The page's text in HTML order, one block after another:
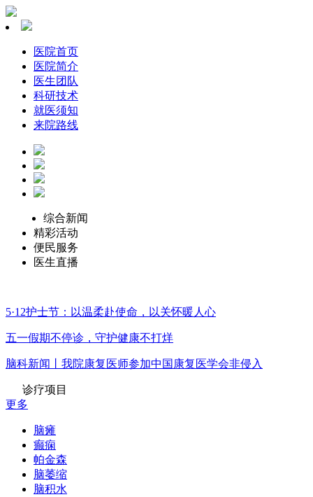
医院首页
医院简介
医生团队
科研技术
就医须知
来院路线
综合新闻
精彩活动
便民服务
医生直播
5·12护士节：以温柔赴使命，以关怀暖人心
五一假期不停诊，守护健康不打烊
脑科新闻丨我院康复医师参加中国康复医学会非侵入
诊疗项目
更多
脑瘫
癫痫
帕金森
脑萎缩
脑积水